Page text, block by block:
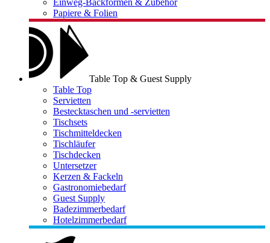
Einweg-Backformen & Zubehör
Papiere & Folien
Table Top & Guest Supply
Table Top
Servietten
Bestecktaschen und -servietten
Tischsets
Tischmitteldecken
Tischläufer
Tischdecken
Untersetzer
Kerzen & Fackeln
Gastronomiebedarf
Guest Supply
Badezimmerbedarf
Hotelzimmerbedarf